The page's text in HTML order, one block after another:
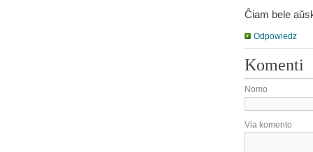
Ĉiam bele
Odpowiedz
Komenti
Nomo
Via komento